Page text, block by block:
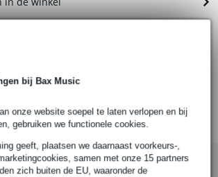
bij Bax Music
onze website soepel te laten verlopen en bij
gebruiken we functionele cookies.
geeft, plaatsen we daarnaast voorkeurs-,
samen met onze 15 partners
zich buiten de EU, waaronder de
(1)